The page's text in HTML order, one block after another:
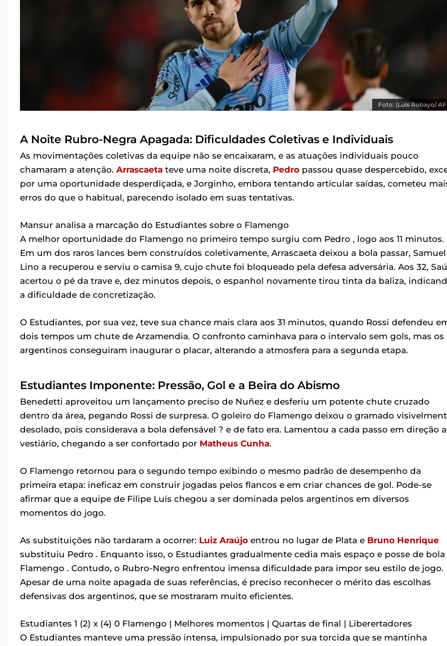
Foto: (Luis Robayo/
A Noite Rubro-Negra Apagada: Dificuldades Coletivas e Individuais
As movimentações coletivas da equipe não se encaixaram, e as atuações individuais pouco
chamaram a atenção. Arrascaeta teve uma noite discreta, Pedro passou quase despercebido,
por uma oportunidade desperdiçada, e Jorginho, embora tentando articular saídas, cometeu
erros do que o habitual, parecendo isolado em suas tentativas.
Mansur analisa a marcação do Estudiantes sobre o Flamengo
A melhor oportunidade do Flamengo no primeiro tempo surgiu com Pedro , logo aos 11 minutos.
Em um dos raros lances bem construídos coletivamente, Arrascaeta deixou a bola passar, Samuel
Lino a recuperou e serviu o camisa 9, cujo chute foi bloqueado pela defesa adversária. Aos 32,
acertou o pé da trave e, dez minutos depois, o espanhol novamente tirou tinta da baliza,
a dificuldade de concretização.
O Estudiantes, por sua vez, teve sua chance mais clara aos 31 minutos, quando Rossi defendeu
dois tempos um chute de Arzamendia. O confronto caminhava para o intervalo sem gols, mas os
argentinos conseguiram inaugurar o placar, alterando a atmosfera para a segunda etapa.
Estudiantes Imponente: Pressão, Gol e a Beira do Abismo
Benedetti aproveitou um lançamento preciso de Nuñez e desferiu um potente chute cruzado
dentro da área, pegando Rossi de surpresa. O goleiro do Flamengo deixou o gramado
desolado, pois considerava a bola defensável ? e de fato era. Lamentou a cada passo em direção
vestiário, chegando a ser confortado por Matheus Cunha.
O Flamengo retornou para o segundo tempo exibindo o mesmo padrão de desempenho da
primeira etapa: ineficaz em construir jogadas pelos flancos e em criar chances de gol. Pode-se
afirmar que a equipe de Filipe Luís chegou a ser dominada pelos argentinos em diversos
momentos do jogo.
As substituições não tardaram a ocorrer: Luiz Araújo entrou no lugar de Plata e Bruno Henrique
substituiu Pedro . Enquanto isso, o Estudiantes gradualmente cedia mais espaço e posse de bola
Flamengo . Contudo, o Rubro-Negro enfrentou imensa dificuldade para impor seu estilo de jogo.
Apesar de uma noite apagada de suas referências, é preciso reconhecer o mérito das escolhas
defensivas dos argentinos, que se mostraram muito eficientes.
Estudiantes 1 (2) x (4) 0 Flamengo | Melhores momentos | Quartas de final | Liberertadores
O Estudiantes manteve uma pressão intensa, impulsionado por sua torcida que se mantinha